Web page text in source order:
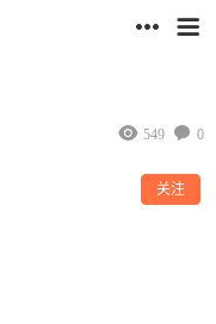
0
549
关注